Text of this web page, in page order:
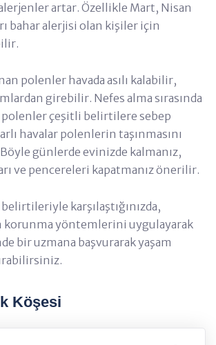
Köşesi
artar. Özellikle Mart, Nisan
bahar alerjisi olan kişiler için
polenler havada asılı kalabilir,
girebilir. Nefes alma sırasında
polenler çeşitli belirtilere sebep
havalar polenlerin taşınmasını
Böyle günlerde evinizde kalmanız,
ve pencereleri kapatmanız önerilir.
karşılaştığınızda,
korunma yöntemlerini uygulayarak
bir uzmana başvurarak yaşam